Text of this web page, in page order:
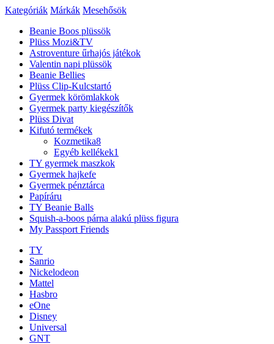
Kategóriák Márkák Mesehősök
Beanie Boos plüssök
Plüss Mozi&TV
Astroventure űrhajós játékok
Valentin napi plüssök
Beanie Bellies
Plüss Clip-Kulcstartó
Gyermek körömlakkok
Gyermek party kiegészítők
Plüss Divat
Kifutó termékek
Kozmetika8
Egyéb kellékek1
TY gyermek maszkok
Gyermek hajkefe
Gyermek pénztárca
Papíráru
TY Beanie Balls
Squish-a-boos párna alakú plüss figura
My Passport Friends
TY
Sanrio
Nickelodeon
Mattel
Hasbro
eOne
Disney
Universal
GNT